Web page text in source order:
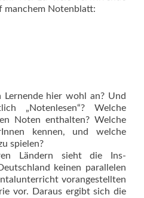
manchem Notenblatt:
Lernende hier wohl an? Und
„Notenlesen“? Welche
Noten enthalten? Welche
kennen, und welche
spielen?
Ländern sieht die Ins­
keinen parallelen
vorangestellten
vor. Daraus ergibt sich die